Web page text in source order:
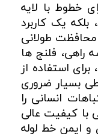
خطوط با لایه
یک کاربرد
محافظت طولانی
راهی، فلنج ها
استفاده از
بسیار ضروری
انسانی را
کیفیت عالی
ایمن خط لوله